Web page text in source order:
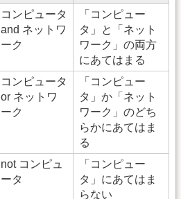
コンピュータ
and ネットワ
ーク
「コンピュー
タ」と「ネット
ワーク」の両方
にあてはまる
コンピュータ
or ネットワ
ーク
「コンピュー
タ」か「ネット
ワーク」のどち
らかにあてはま
る
not コンピュ
ータ
「コンピュー
タ」にあてはま
らない